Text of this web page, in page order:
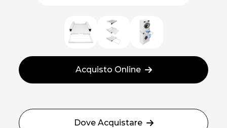
Acquisto Online
Dove Acquistare